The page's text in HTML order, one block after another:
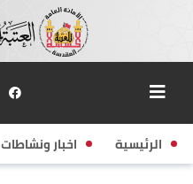
الرئيسية اخبار ونشاطات